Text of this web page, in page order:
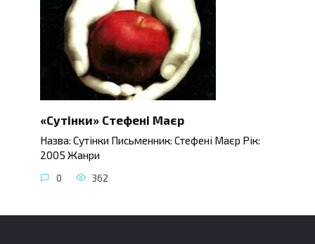
«Сутінки» Стефені Маєр
Назва: Сутінки Письменник: Стефені Маєр Рік:
2005 Жанри
0 362